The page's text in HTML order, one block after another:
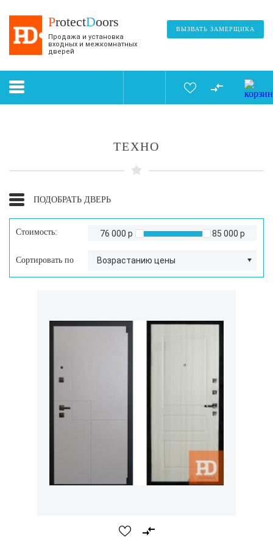
ProtectDoors
Продажа и установка
входных и межкомнатных
дверей
ВЫЗВАТЬ ЗАМЕРЩИКА
ТЕХНО
ПОДОБРАТЬ ДВЕРЬ
Стоимость: 76 000 р 85 000 р
Сортировать по Возрастанию цены